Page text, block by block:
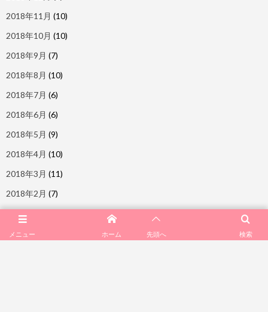
2018年11月 (10)
2018年10月 (10)
2018年9月 (7)
2018年8月 (10)
2018年7月 (6)
2018年6月 (6)
2018年5月 (9)
2018年4月 (10)
2018年3月 (11)
2018年2月 (7)
メニュー 検索
ホーム 先頭へ